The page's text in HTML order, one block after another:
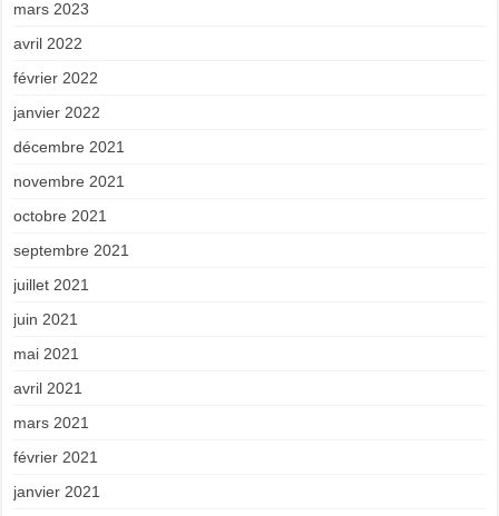
mars 2023
avril 2022
février 2022
janvier 2022
décembre 2021
novembre 2021
octobre 2021
septembre 2021
juillet 2021
juin 2021
mai 2021
avril 2021
mars 2021
février 2021
janvier 2021